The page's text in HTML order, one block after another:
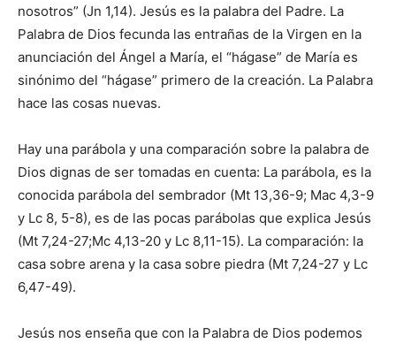
nosotros” (Jn 1,14). Jesús es la pa­labra del Padre. La
Palabra de Dios fecunda las entrañas de la Virgen en la
anunciación del Ángel a María, el “hágase” de María es
sinó­nimo del “hágase” primero de la creación. La Palabra
hace las cosas nuevas.
Hay una parábola y una comparación sobre la palabra de
Dios dignas de ser tomadas en cuenta: La parábola, es la
conocida parábola del sembrador (Mt 13,36-9; Mac 4,3-9
y Lc 8, 5-8), es de las pocas parábolas que explica Jesús
(Mt 7,24-27;Mc 4,13-20 y Lc 8,11-15). La comparación: la
casa sobre arena y la casa sobre piedra (Mt 7,24-27 y Lc
6,47-49).
Jesús nos enseña que con la Palabra de Dios podemos